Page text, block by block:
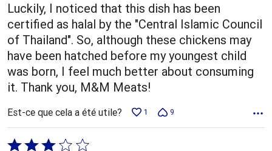
Luckily, I noticed that this dish has been
certified as halal by the "Central Islamic Council
of Thailand". So, although these chickens may
have been hatched before my youngest child
was born, I feel much better about consuming
it. Thank you, M&M Meats!
Est-ce que cela a été utile? 1 9
Coté